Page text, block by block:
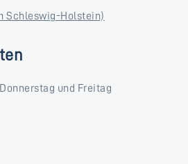
Schleswig-Holstein)
und Freitag